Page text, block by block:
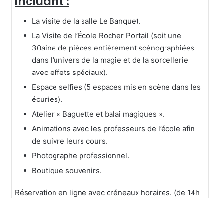
La visite de la salle Le Banquet.
La Visite de l’École Rocher Portail (soit une
30aine de pièces entièrement scénographiées
dans l’univers de la magie et de la sorcellerie
avec effets spéciaux).
Espace selfies (5 espaces mis en scène dans les
écuries).
Atelier « Baguette et balai magiques ».
Animations avec les professeurs de l’école afin
de suivre leurs cours.
Photographe professionnel.
Boutique souvenirs.
Réservation en ligne avec créneaux horaires. (de 14h